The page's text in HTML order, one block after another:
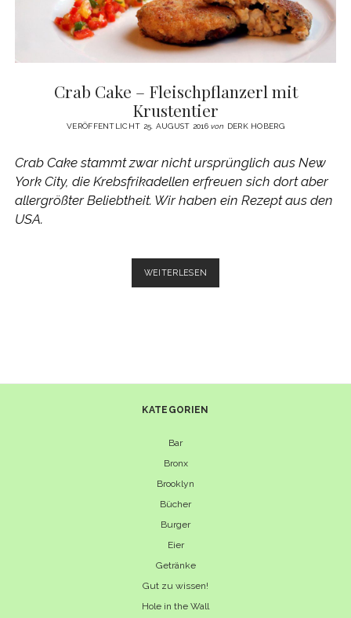
Crab Cake – Fleischpflanzerl mit
Krustentier
VERÖFFENTLICHT 25. AUGUST 2016von DERK HOBERG
Crab Cake stammt zwar nicht ursprünglich aus New
York City, die Krebsfrikadellen erfreuen sich dort aber
allergrößter Beliebtheit. Wir haben ein Rezept aus den
USA.
WEITERLESEN
CAKE
KATEGORIEN
Bar
Bronx
Brooklyn
Bücher
Burger
Eier
Getränke
Gut zu wissen!
Hole in the Wall